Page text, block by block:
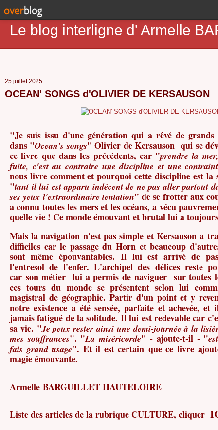
Le blog interligne d' Armelle
25 juillet 2025
OCEAN' SONGS d'OLIVIER DE KERSAUSON
"Je suis issu d'une génération qui a rêvé de grands
dans "Ocean's songs" Olivier de Kersauson qui se
ce livre que dans les précédents, car "prendre la
fuite, c'est au contraire une discipline et une
nous livre comment et pourquoi cette discipline est la
"tant il lui est apparu indécent de ne pas aller partout
ses yeux l'extraordinaire tentation" de se frotter aux
a connu toutes les mers et les océans, a vécu
quelle vie ! Ce monde émouvant et brutal lui a
Mais la navigation n'est pas simple et Kersauson a
difficiles car le passage du Horn et beaucoup
sont même épouvantables. Il lui est arrivé de
l'entresol de l'enfer. L'archipel des délices reste
car son métier lui a permis de naviguer sur toutes
ces tours du monde se présentent selon lui
magistral de géographie. Partir d'un point et y
notre existence a été sensée, parfaite et achevée,
jamais fatigué de la solitude. Il lui est redevable car
sa vie. "Je peux rester ainsi une demi-journée à la
mes souffrances". "La miséricorde" - ajoute-t-il - "
fais grand usage". Et il est certain que ce livre
magie émouvante.
Armelle BARGUILLET HAUTELOIRE
Liste des articles de la rubrique CULTURE, cliquer